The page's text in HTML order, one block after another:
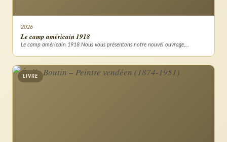
2026
Le camp américain 1918
Le camp américain 1918 Nous vous présentons notre nouvel ouvrage,…
LIVRE